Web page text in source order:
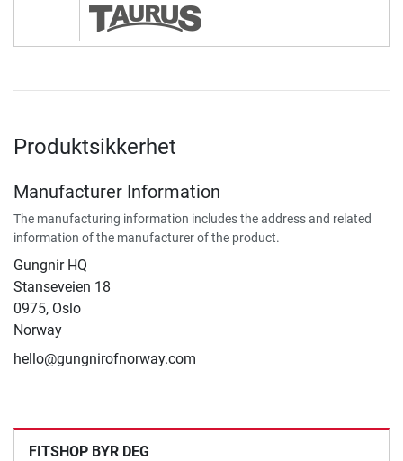
Produktsikkerhet
Manufacturer Information
The manufacturing information includes the address and related
information of the manufacturer of the product.
Gungnir HQ
Stanseveien 18
0975, Oslo
Norway
hello@gungnirofnorway.com
FITSHOP BYR DEG